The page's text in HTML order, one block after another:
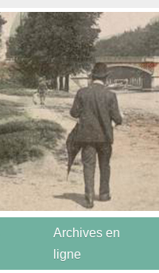
Archives en
ligne